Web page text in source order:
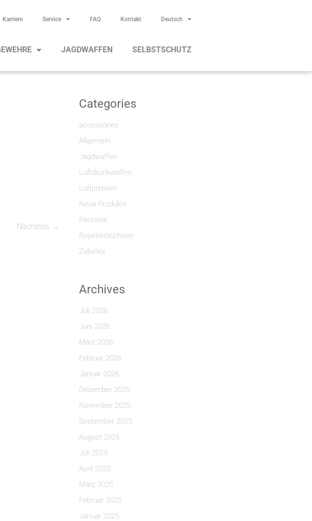
Karriere Service FAQ Kontakt Deutsch
JAGDWAFFEN SELBSTSCHUTZ
Nächstes →
Categories
accessories
Allgemein
Jagdwaffen
Luftdruckwaffen
Luftpistolen
Neue Produkte
Personal
Repetierbüchsen
Zubehör
Archives
Juli 2026
Juni 2026
März 2026
Februar 2026
Januar 2026
Dezember 2025
November 2025
September 2025
August 2025
Juli 2025
April 2025
März 2025
Februar 2025
Januar 2025